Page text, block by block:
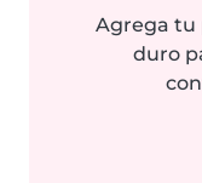
Agrega tu
duro